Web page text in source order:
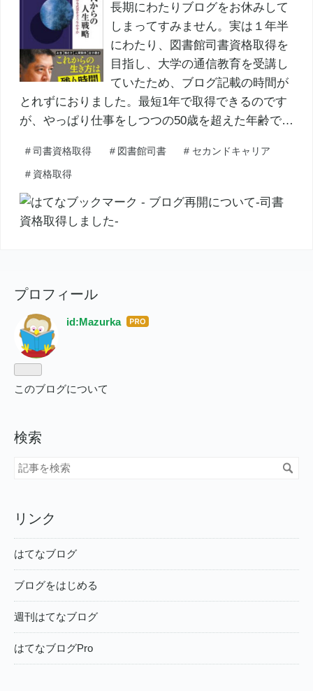
長期にわたりブログをお休みして
しまってすみません。実は１年半
にわたり、図書館司書資格取得を
目指し、大学の通信教育を受講し
ていたため、ブログ記載の時間が
とれずにおりました。最短1年で取得できるのです
が、やっぱり仕事をしつつの50歳を超えた年齢で…
# 司書資格取得 # 図書館司書 # セカンドキャリア
# 資格取得
プロフィール
id:Mazurka はて
このブログについて
検索
リンク
はてなブログ
ブログをはじめる
週刊はてなブログ
はてなブログPro